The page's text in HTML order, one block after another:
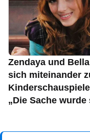
Zendaya und
sich miteinander
„Die Sache wurde